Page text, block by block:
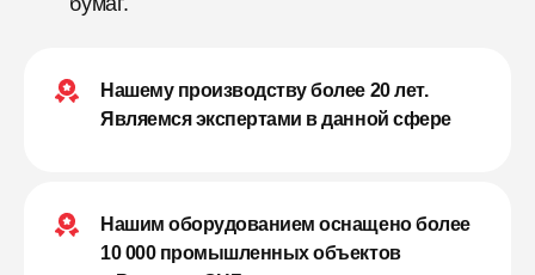
Нашему производству более 20 лет.
Являемся экспертами в данной сфере
Нашим оборудованием оснащено более
10 000 промышленных объектов